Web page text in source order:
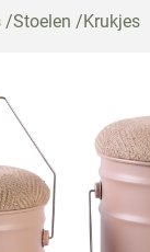
/Stoelen /Krukjes